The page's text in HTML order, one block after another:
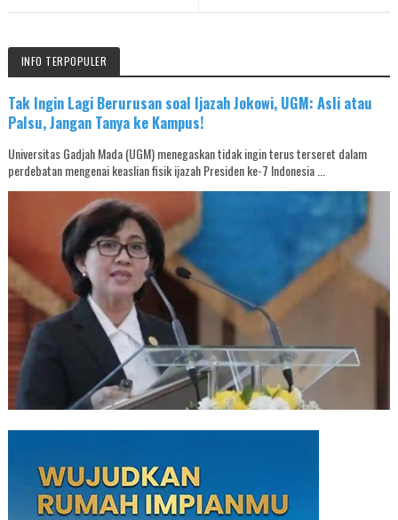
INFO TERPOPULER
Tak Ingin Lagi Berurusan soal Ijazah Jokowi, UGM: Asli atau
Palsu, Jangan Tanya ke Kampus!
Universitas Gadjah Mada (UGM) menegaskan tidak ingin terus terseret dalam
perdebatan mengenai keaslian fisik ijazah Presiden ke-7 Indonesia ...